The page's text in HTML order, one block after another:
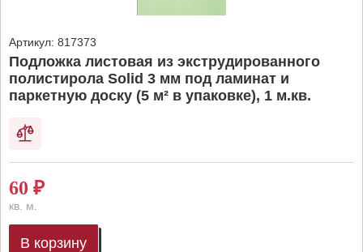
Артикул: 817373
Подложка листовая из экструдированного
полистирола Solid 3 мм под ламинат и
паркетную доску (5 м² в упаковке), 1 м.кв.
60 ₽
кв. м.
В корзину